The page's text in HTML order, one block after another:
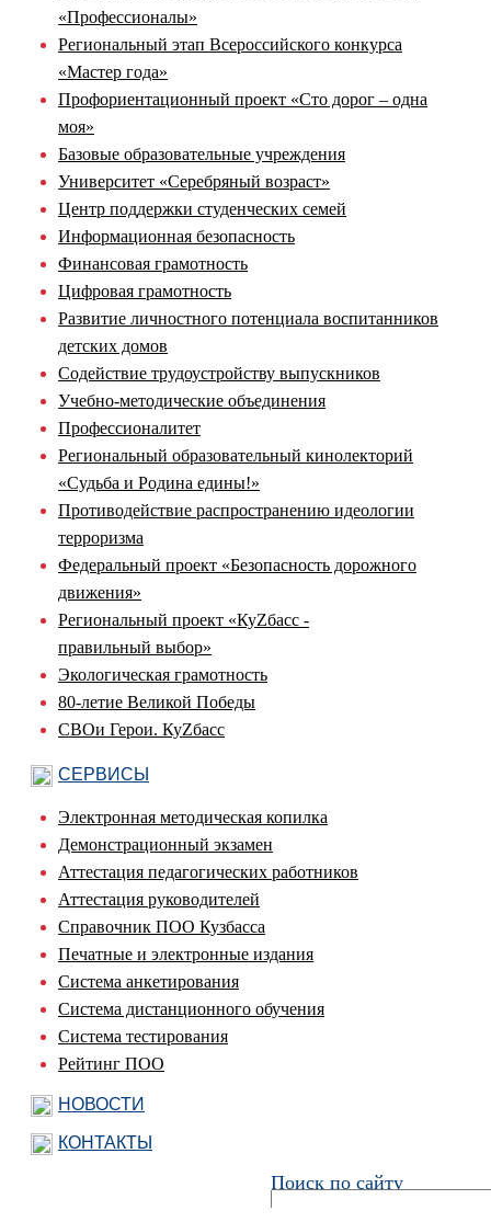
Поиск по сайту
«Профессионалы»
Региональный этап Всероссийского конкурса
«Мастер года»
Профориентационный проект «Сто дорог – одна
моя»
Базовые образовательные учреждения
Университет «Серебряный возраст»
Центр поддержки студенческих семей
Информационная безопасность
Финансовая грамотность
Цифровая грамотность
Развитие личностного потенциала воспитанников
детских домов
Содействие трудоустройству выпускников
Учебно-методические объединения
Профессионалитет
Региональный образовательный кинолекторий
«Судьба и Родина едины!»
Противодействие распространению идеологии
терроризма
Федеральный проект «Безопасность дорожного
движения»
Региональный проект «КуZбасс -
правильный выбор»
Экологическая грамотность
80-летие Великой Победы
СВОи Герои. КуZбасс
СЕРВИСЫ
Электронная методическая копилка
Демонстрационный экзамен
Аттестация педагогических работников
Аттестация руководителей
Справочник ПОО Кузбасса
Печатные и электронные издания
Система анкетирования
Система дистанционного обучения
Система тестирования
Рейтинг ПОО
НОВОСТИ
КОНТАКТЫ